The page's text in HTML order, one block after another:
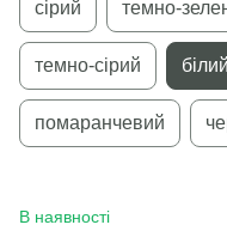
сірий темно-
темно-сірий білий
помаранчевий
В наявності